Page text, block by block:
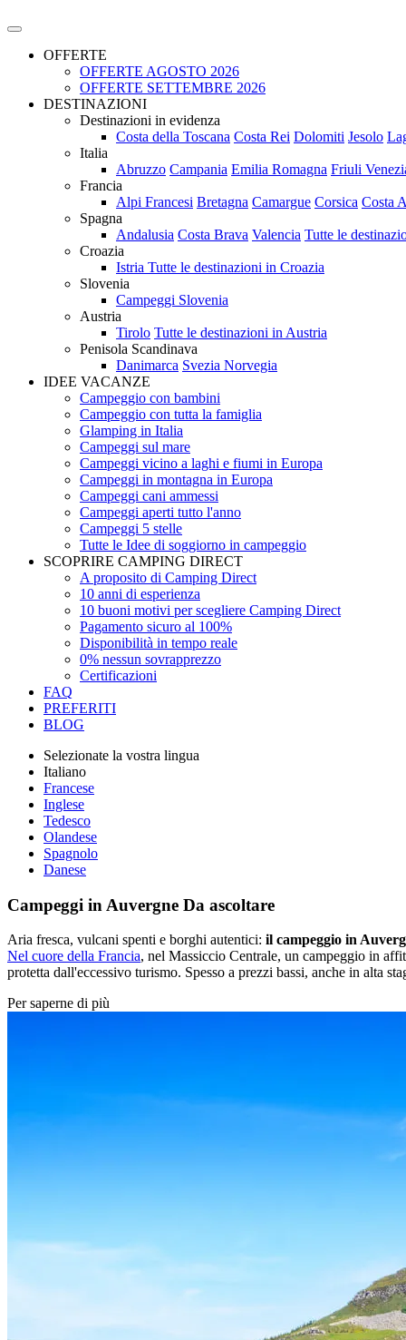
OFFERTE
OFFERTE AGOSTO 2026
OFFERTE SETTEMBRE 2026
DESTINAZIONI
Destinazioni in evidenza
Costa della Toscana Costa Rei Dolomiti Jesolo
Italia
Abruzzo Campania Emilia Romagna Friuli
Francia
Alpi Francesi Bretagna Camargue Corsica Costa
Spagna
Andalusia Costa Brava Valencia Tutte le
Croazia
Istria Tutte le destinazioni in Croazia
Slovenia
Campeggi Slovenia
Austria
Tirolo Tutte le destinazioni in Austria
Penisola Scandinava
Danimarca Svezia Norvegia
IDEE VACANZE
Campeggio con bambini
Campeggio con tutta la famiglia
Glamping in Italia
Campeggi sul mare
Campeggi vicino a laghi e fiumi in Europa
Campeggi in montagna in Europa
Campeggi cani ammessi
Campeggi aperti tutto l'anno
Campeggi 5 stelle
Tutte le Idee di soggiorno in campeggio
SCOPRIRE CAMPING DIRECT
A proposito di Camping Direct
10 anni di esperienza
10 buoni motivi per scegliere Camping Direct
Pagamento sicuro al 100%
Disponibilità in tempo reale
0% nessun sovrapprezzo
Certificazioni
FAQ
PREFERITI
BLOG
Selezionate la vostra lingua
Italiano
Francese
Inglese
Tedesco
Olandese
Spagnolo
Danese
Campeggi in Auvergne Da ascoltare
Aria fresca, vulcani spenti e borghi autentici: il campeggio in
Nel cuore della Francia, nel Massiccio Centrale, un campeggio in
protetta dall'eccessivo turismo. Spesso a prezzi bassi, anche in alta
Per saperne di più